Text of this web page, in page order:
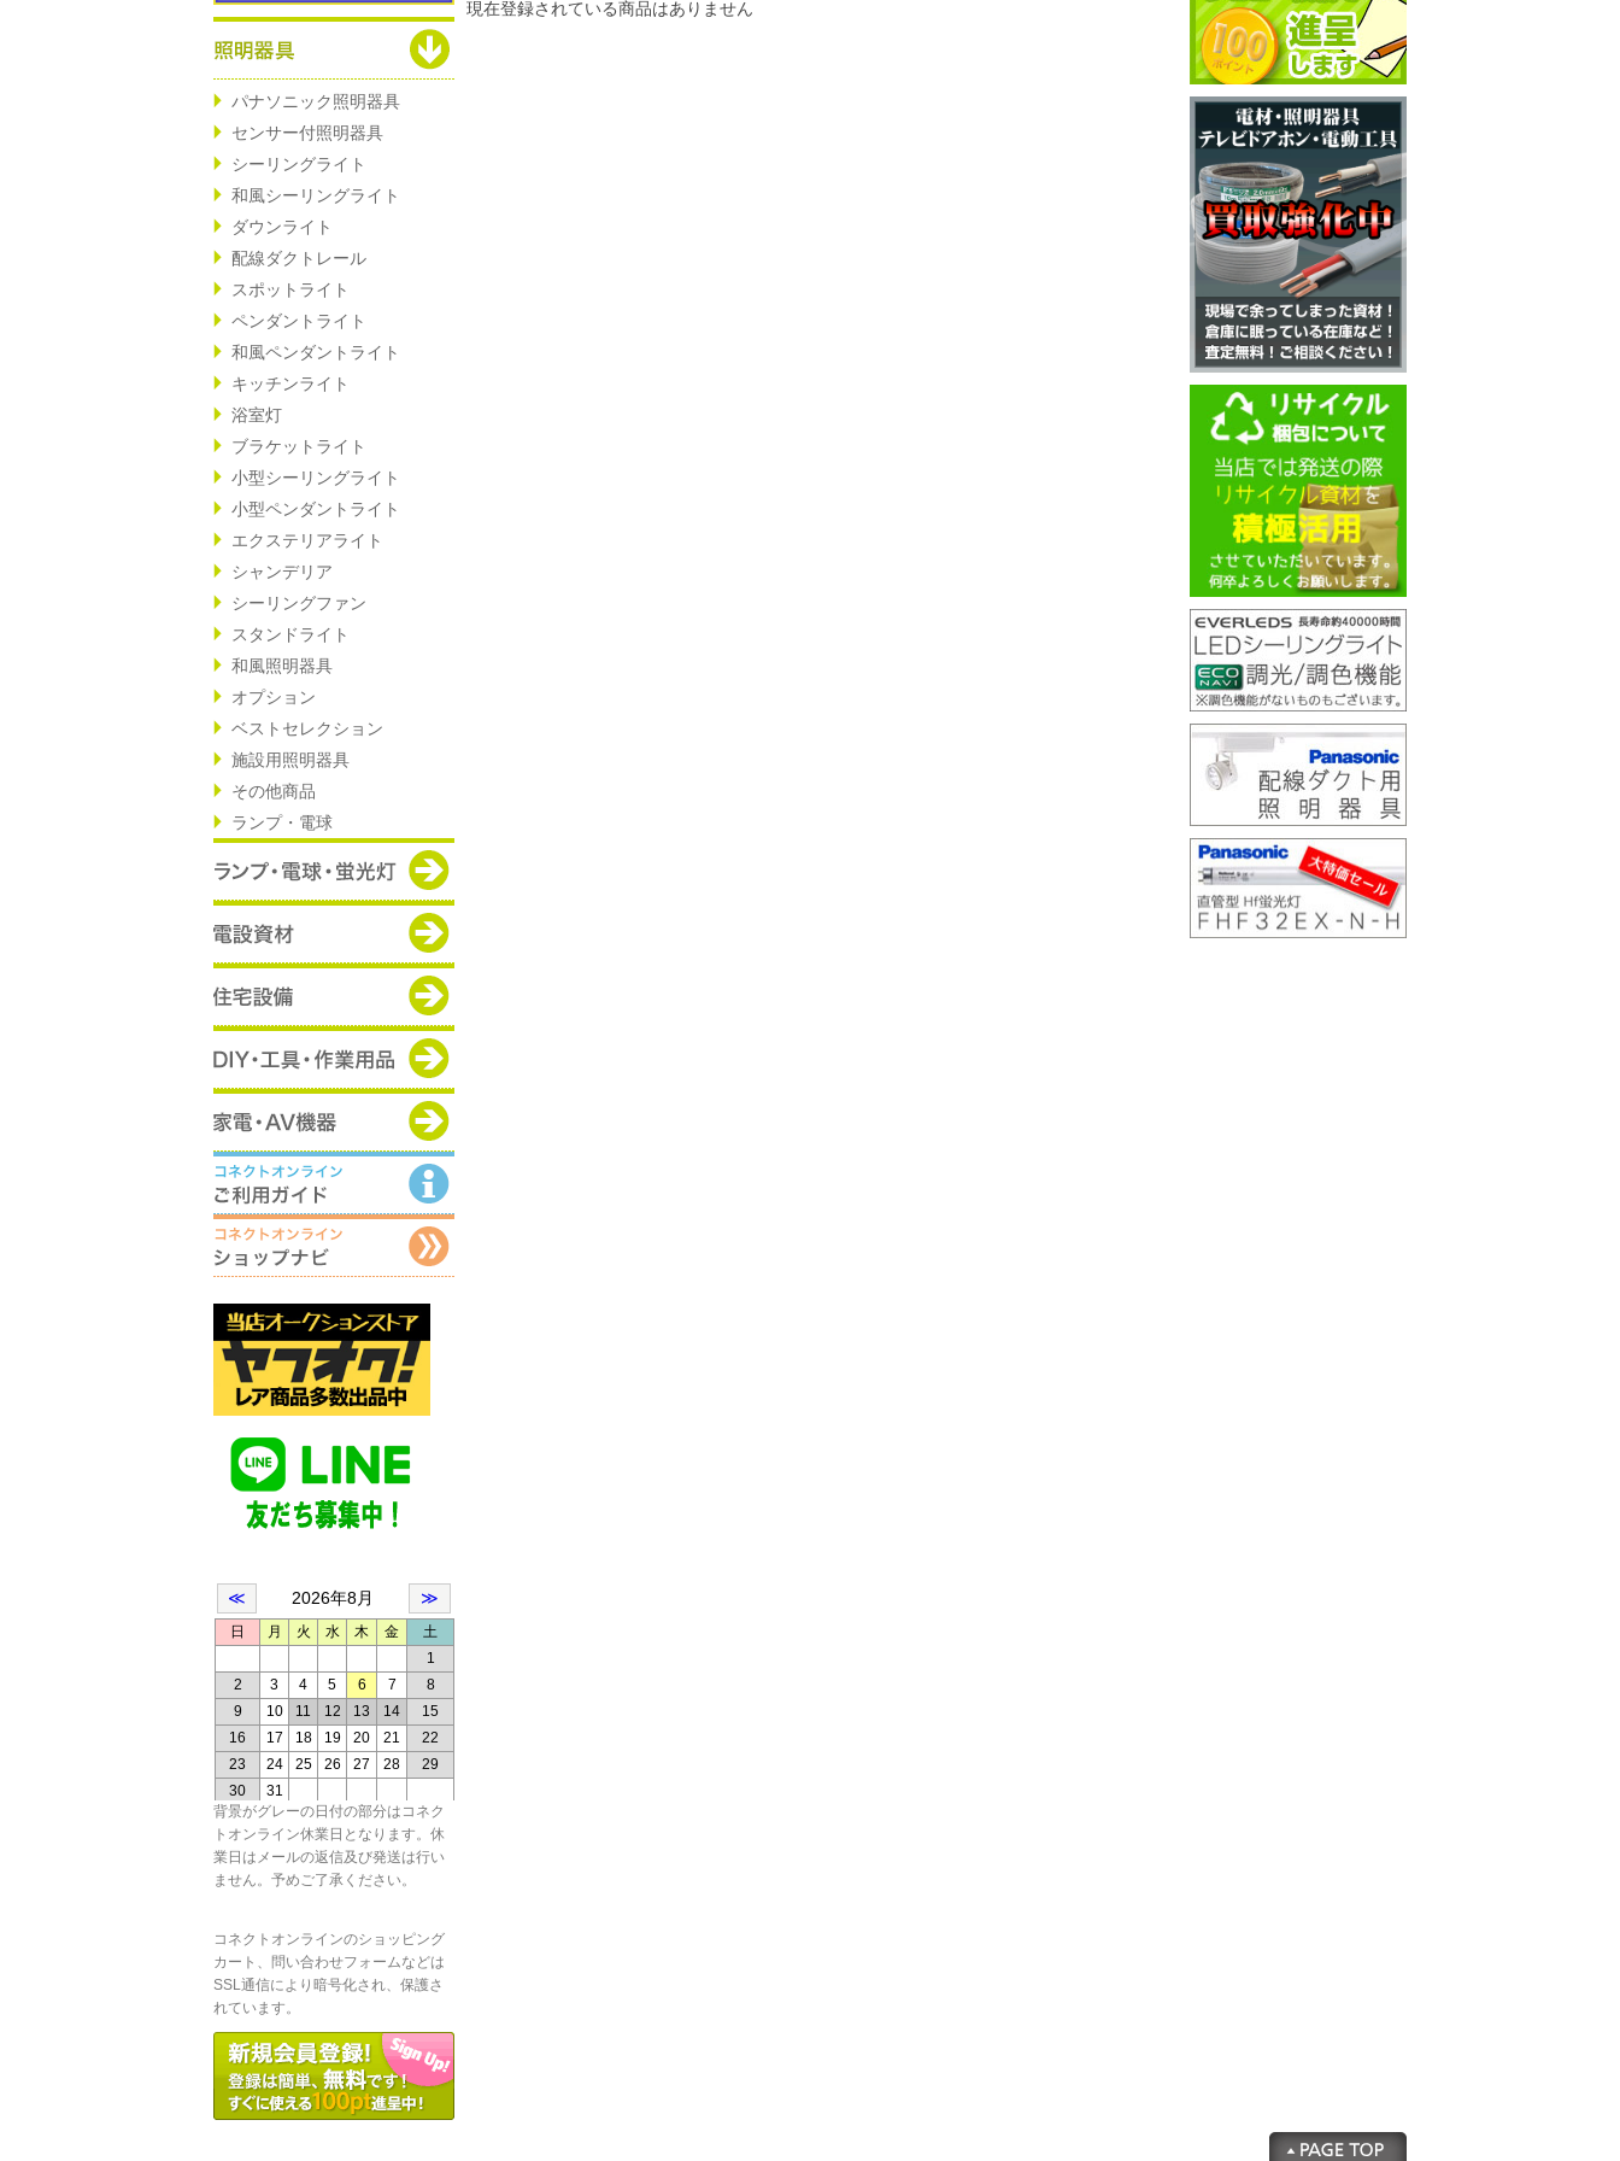
パナソニック照明器具
センサー付照明器具
シーリングライト
和風シーリングライト
ダウンライト
配線ダクトレール
スポットライト
ペンダントライト
和風ペンダントライト
キッチンライト
浴室灯
ブラケットライト
小型シーリングライト
小型ペンダントライト
エクステリアライト
シャンデリア
シーリングファン
スタンドライト
和風照明器具
オプション
ベストセレクション
施設用照明器具
その他商品
ランプ・電球
背景がグレーの日付の部分はコネク
トオンライン休業日となります。休
業日はメールの返信及び発送は行い
ません。予めご了承ください。
コネクトオンラインのショッピング
カート、問い合わせフォームなどは
SSL通信により暗号化され、保護さ
れています。
現在登録されている商品はありません